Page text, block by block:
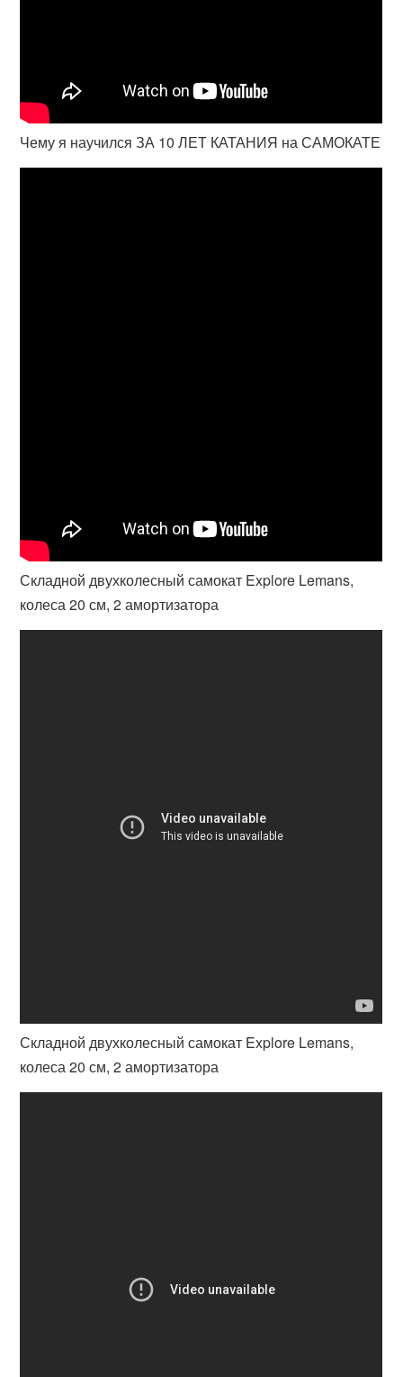
Чему я научился ЗА 10 ЛЕТ КАТАНИЯ на САМОКАТЕ
Складной двухколесный самокат Explore Lemans,
колеса 20 см, 2 амортизатора
Складной двухколесный самокат Explore Lemans,
колеса 20 см, 2 амортизатора